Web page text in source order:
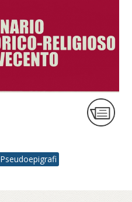
Pseudoepigrafi